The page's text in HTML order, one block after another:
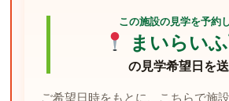
この施設の見学を予約
まいらいふ
の見学希望日を
ご希望日時をもとに、こちらで施